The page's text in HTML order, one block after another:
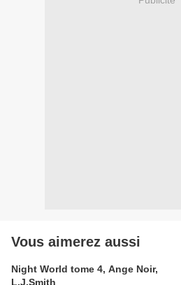
Vous aimerez aussi
Night World tome 4, Ange Noir,
L.J.Smith